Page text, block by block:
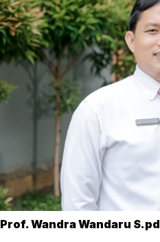
Prof. Wandra Wandaru S.pd